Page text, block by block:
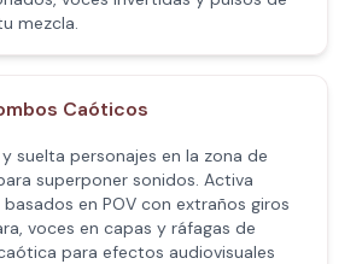
mezcla.
Caóticos
suelta personajes en la zona de
superponer sonidos. Activa
en POV con extraños giros
voces en capas y ráfagas de
para efectos audiovisuales